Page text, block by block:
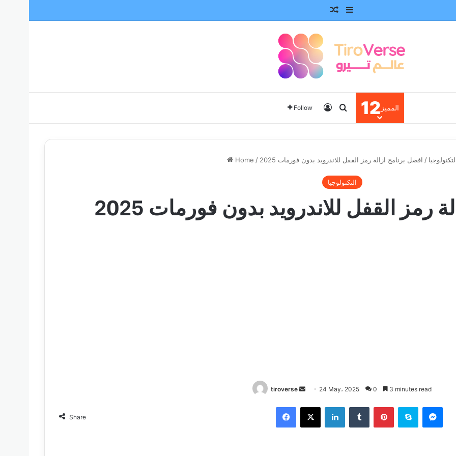
Random Article
Sidebar
Follow Log InSearch for
12 المميز
Home / / افضل برنامج ازالة رمز القفل للاندرويد بدون فورمات 2025
التكنولوجيا
رمز القفل للاندرويد بدون فورمات 2025
tiroverse
Send
email
24 May، 2025 0 3 minutes read
Share
Facebook
X LinkedInTumblr PinterestSkype